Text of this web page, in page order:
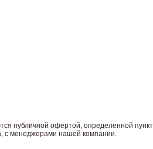
публичнoй офeртой, опрeделенной
с менеджерами нашей компании.